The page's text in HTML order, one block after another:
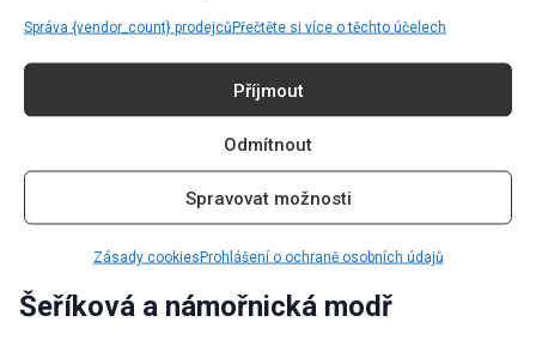
Správa {vendor_count} prodejcůPřečtěte si více o těchto účelech
Příjmout
Odmítnout
Spravovat možnosti
Zásady cookiesProhlášení o ochraně osobních údajů
zlaté barvy krásně kontrastují s barvou šeříku a
Šeřík a růžová
Kombinace šeříkové a růžové vytváří romantické a
ženské barevné schéma. Jemné a delikátní odstíny
Šeříková a námořnická modř